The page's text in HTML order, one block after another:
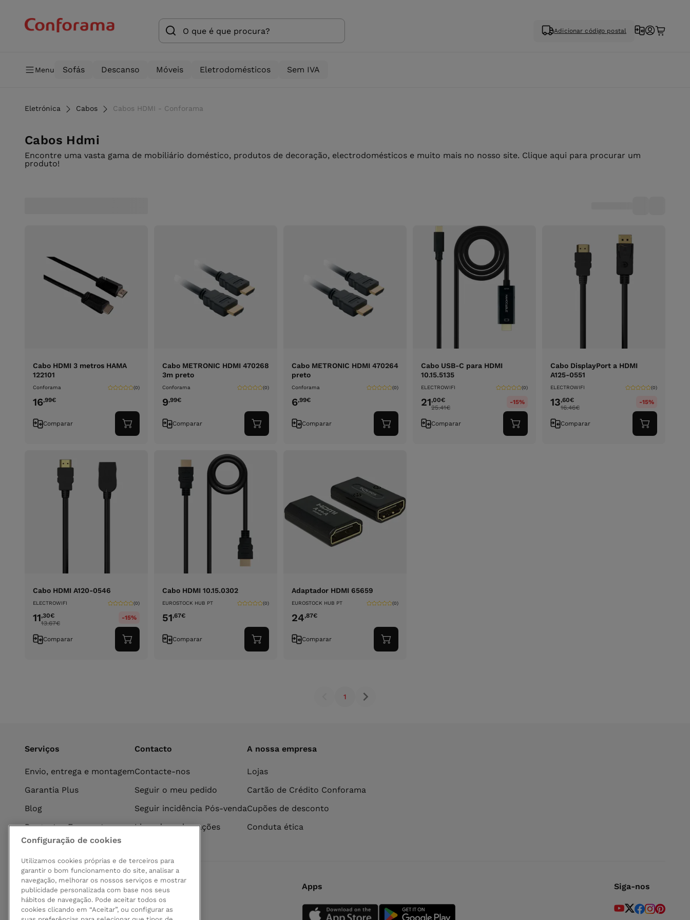
Adicionar código postal
Menu Sofás Descanso Móveis Eletrodomésticos Sem IVA
Eletrónica Cabos Cabos HDMI - Conforama
Cabos Hdmi
Encontre uma vasta gama de mobiliário doméstico, produtos de decoração, electrodomésticos e muito mais no nosso site. Clique aqui para procurar um
produto!
Cabo HDMI 3 metros HAMA
122101
Conforama (0)
16,99€
Comparar
Adicionar
ao
Cabo METRONIC HDMI 470268
3m preto
Conforama (0)
9,99€
Comparar
Adicionar
ao
Cabo METRONIC HDMI 470264
preto
Conforama (0)
6,99€
Comparar
Adicionar
ao
Cabo USB-C para HDMI
10.15.5135
ELECTROWIFI (0)
21,00€
25.41€
-15%
Comparar
Adicionar
ao
Cabo DisplayPort a HDMI
A125-0551
ELECTROWIFI (0)
13,60€
16.46€
-15%
Comparar
Adicionar
ao
Cabo HDMI A120-0546
ELECTROWIFI (0)
11,30€
13.67€
-15%
Comparar
Adicionar
ao
Cabo HDMI 10.15.0302
EUROSTOCK HUB PT (0)
51,67€
Comparar
Adicionar
ao
Adaptador HDMI 65659
EUROSTOCK HUB PT (0)
24,87€
Comparar
Adicionar
ao
1
Serviços
Envio, entrega e montagem
Garantia Plus
Blog
Perguntas Frequentes
Contacto
Contacte-nos
Seguir o meu pedido
Seguir incidência Pós-venda
Livro de reclamações
A nossa empresa
Lojas
Cartão de Crédito Conforama
Cupões de desconto
Conduta ética
Pagamento seguro Apps Siga-nos
Configuração de cookies
Utilizamos cookies próprias e de terceiros para
garantir o bom funcionamento do site, analisar a
navegação, melhorar os nossos serviços e mostrar
publicidade personalizada com base nos seus
hábitos de navegação. Pode aceitar todos os
cookies clicando em “Aceitar”, ou configurar as